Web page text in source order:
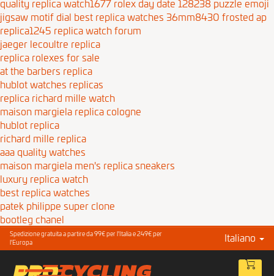
jigsaw motif dial best replica watches 36mm8430 frosted ap
replica1245 replica watch forum
jaeger lecoultre replica
replica rolexes for sale
at the barbers replica
hublot watches replicas
replica richard mille watch
maison margiela replica cologne
hublot replica
richard mille replica
aaa quality watches
maison margiela men's replica sneakers
luxury replica watch
best replica watches
patek philippe super clone
bootleg chanel
Spedizione gratuita a partire da 99€ per l'Italia e 249€ per
l'Europa
Italiano